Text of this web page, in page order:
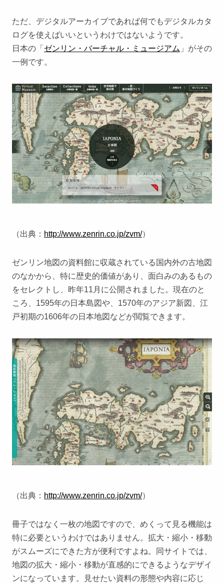
ただ、デジタルアーカイブであれば何でもデジタルカタ
ログを使えばいいというわけではないようです。
日本の「 ゼンリン・バーチャル・ミュージアム 」がその
一例です。
（出典： http://www.zenrin.co.jp/zvm/）
ゼンリン地図の資料館に収蔵されている国内外の古地図
のなかから、特に歴史的価値があり、面白みのあるもの
をセレクトし、昨年11月に公開されました。現在のと
ころ、1595年の日本島図や、1570年のアジア新図、江
戸初期の1606年の日本地図などが閲覧できます。
（出典： http://www.zenrin.co.jp/zvm/）
冊子ではなく一枚の地図ですので、めくって見る機能は
特に必要というわけではありません。拡大・縮小・移動
がスムーズにできた方が便利ですよね。同サイトでは、
地図の拡大・縮小・移動が直感的にできるようなデザイ
ンになっています。見せたい資料の形態や内容に応じ